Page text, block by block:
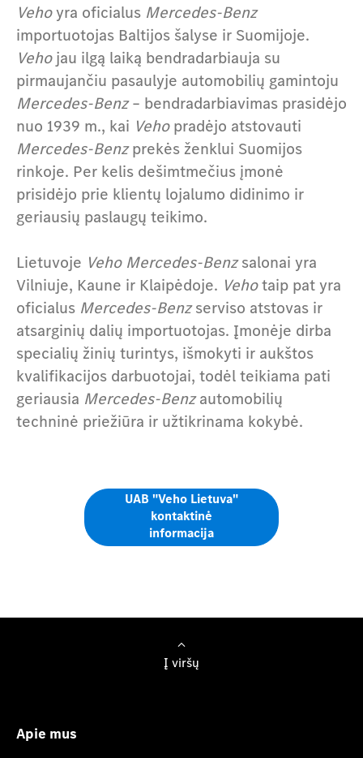
Vehoyra oficialus Mercedes-Benz
importuotojas Baltijos šalyse ir Suomijoje.
Vehojau ilgą laiką bendradarbiauja su
pirmaujančiu pasaulyje automobilių gamintoju
Mercedes-Benz– bendradarbiavimas prasidėjo
nuo 1939 m., kai Vehopradėjo atstovauti
Mercedes-Benzprekės ženklui Suomijos
rinkoje. Per kelis dešimtmečius įmonė
prisidėjo prie klientų lojalumo didinimo ir
geriausių paslaugų teikimo.
Lietuvoje Veho Mercedes-Benzsalonai yra
Vilniuje, Kaune ir Klaipėdoje. Vehotaip pat yra
oficialus Mercedes-Benzserviso atstovas ir
atsarginių dalių importuotojas. Įmonėje dirba
specialių žinių turintys, išmokyti ir aukštos
kvalifikacijos darbuotojai, todėl teikiama pati
geriausia Mercedes-Benzautomobilių
techninė priežiūra ir užtikrinama kokybė.
UAB "Veho Lietuva"
kontaktinė
informacija
Į viršų
Apie mus